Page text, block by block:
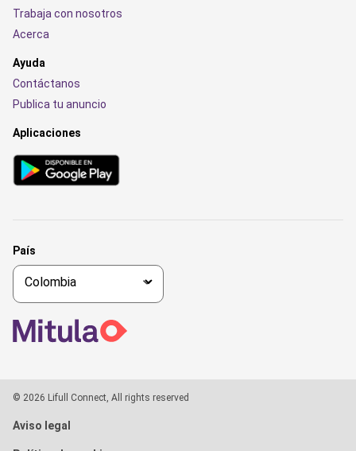
Trabaja con nosotros
Acerca
Ayuda
Contáctanos
Publica tu anuncio
Aplicaciones
País
© 2026 Lifull Connect, All rights reserved
Aviso legal